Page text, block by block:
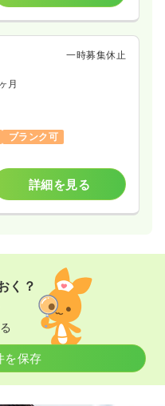
一時募集休止
月
ブランク可
詳細を見る
く？
を保存